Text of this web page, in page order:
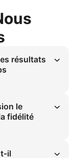
résultats
Cette solution
sans
une précision
studio pour les
le
fidélité
avec
il